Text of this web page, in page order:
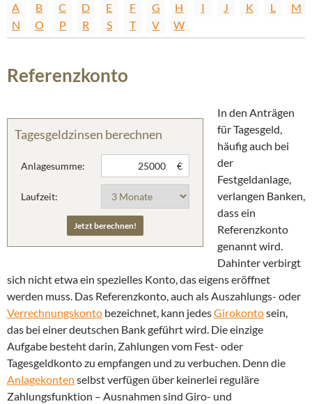
A B C D E F G H I J K L
M
N
O P R S T V W
Referenzkonto
Tagesgeldzinsen berechnen
Anlagesumme: €
Laufzeit:
In den Anträgen
für Tagesgeld,
häufig auch bei
der
Festgeldanlage,
verlangen Banken,
dass ein
Referenzkonto
genannt wird.
Dahinter verbirgt
sich nicht etwa ein spezielles Konto, das eigens eröffnet
werden muss. Das Referenzkonto, auch als Auszahlungs- oder
Verrechnungskonto bezeichnet, kann jedesGirokontosein,
das bei einer deutschen Bank geführt wird. Die einzige
Aufgabe besteht darin, Zahlungen vom Fest- oder
Tagesgeldkonto zu empfangen und zu verbuchen. Denn die
Anlagekonten selbst verfügen über keinerlei reguläre
Zahlungsfunktion – Ausnahmen sind Giro- und